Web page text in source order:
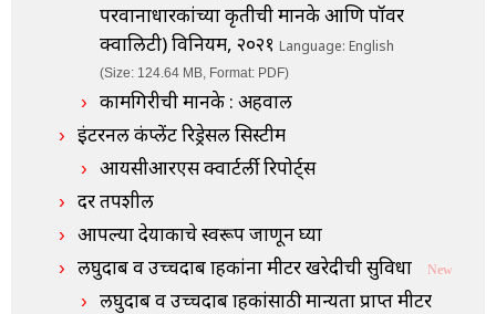
परवानाधारकांच्या कृतीची मानके आणि पॉवर
क्वालिटी) विनियम, २०२१ Language: English
(Size: 124.64 MB, Format: PDF)
कामगिरीची मानके : अहवाल
इंटरनल कंप्लेंट रिड्रेसल सिस्टीम
आयसीआरएस क्वार्टर्ली रिपोर्ट्स
दर तपशील
आपल्या देयाकाचे स्वरूप जाणून घ्या
लघुदाब व उच्चदाब ग्राहकांना मीटर खरेदीची सुविधा
New
लघुदाब व उच्चदाब ग्राहकांसाठी मान्यता प्राप्त मीटर